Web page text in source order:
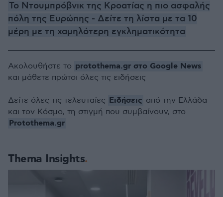
Το Ντουμπρόβνικ της Κροατίας η πιο ασφαλής
πόλη της Ευρώπης - Δείτε τη λίστα με τα 10
μέρη με τη χαμηλότερη εγκληματικότητα
Thema Insights
Ακολουθήστε το protothema.gr στο Google News
και μάθετε πρώτοι όλες τις ειδήσεις
Δείτε όλες τις τελευταίες Ειδήσεις από την Ελλάδα
και τον Κόσμο, τη στιγμή που συμβαίνουν, στο
Protothema.gr